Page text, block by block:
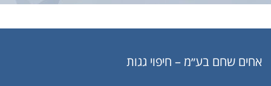
אחים שחם בע״מ – חיפוי גגות